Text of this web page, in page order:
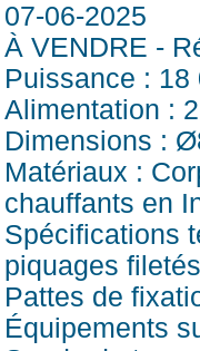
07-06-2025
À VENDRE -
Puissance : 18
Alimentation :
Dimensions :
Matériaux :
chauffants en
Spécifications
piquages
Pattes de
Équipements